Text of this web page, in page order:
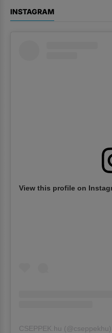
INSTAGRAM
View this profile on
CSEPPEK.hu (@cseppekhu